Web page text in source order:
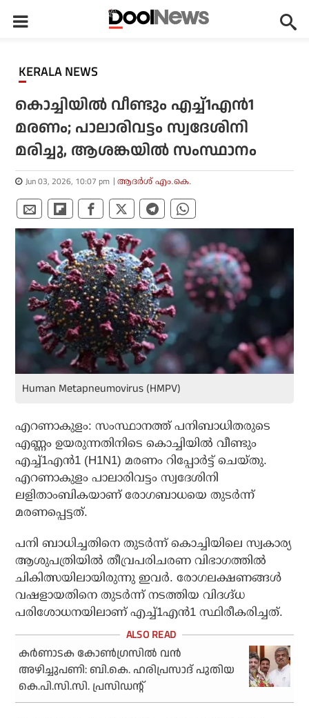
KERALA NEWS
കൊച്ചിയിൽ വീണ്ടും എച്ച്1എൻ1
മരണം; പാലാരിവട്ടം സ്വദേശിനി
മരിച്ചു, ആശങ്കയിൽ സംസ്ഥാനം
Jun 03, 2026, 10:07 pm ആദർശ് എം.കെ.
Human Metapneumovirus (HMPV)
എറണാകുളം: സംസ്ഥാനത്ത് പനിബാധിതരുടെ
എണ്ണം ഉയരുന്നതിനിടെ കൊച്ചിയിൽ വീണ്ടും
എച്ച്1എൻ1 (H1N1) മരണം റിപ്പോർട്ട് ചെയ്തു.
എറണാകുളം പാലാരിവട്ടം സ്വദേശിനി
ലളിതാംബികയാണ് രോഗബാധയെ തുടർന്ന്
മരണപ്പെട്ടത്.
പനി ബാധിച്ചതിനെ തുടർന്ന് കൊച്ചിയിലെ സ്വകാര്യ
ആശുപത്രിയിൽ തീവ്രപരിചരണ വിഭാഗത്തിൽ
ചികിത്സയിലായിരുന്നു ഇവർ. രോഗലക്ഷണങ്ങൾ
വഷളായതിനെ തുടർന്ന് നടത്തിയ വിദഗ്ദ്ധ
പരിശോധനയിലാണ് എച്ച്1എൻ1 സ്ഥിരീകരിച്ചത്.
കർണാടക കോൺഗ്രസിൽ വൻ
അഴിച്ചുപണി: ബി.കെ. ഹരിപ്രസാദ് പുതിയ
കെ.പി.സി.സി. പ്രസിഡന്റ്